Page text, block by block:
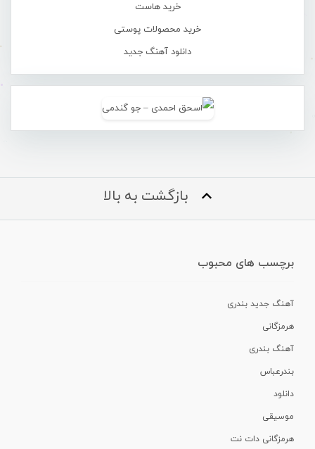
خرید هاست
خرید محصولات پوستی
دانلود آهنگ جدید
بازگشت به بالا
برچسب های محبوب
آهنگ جدید بندری
هرمزگانی
آهنگ بندری
بندرعباس
دانلود
موسیقی
هرمزگانی دات نت